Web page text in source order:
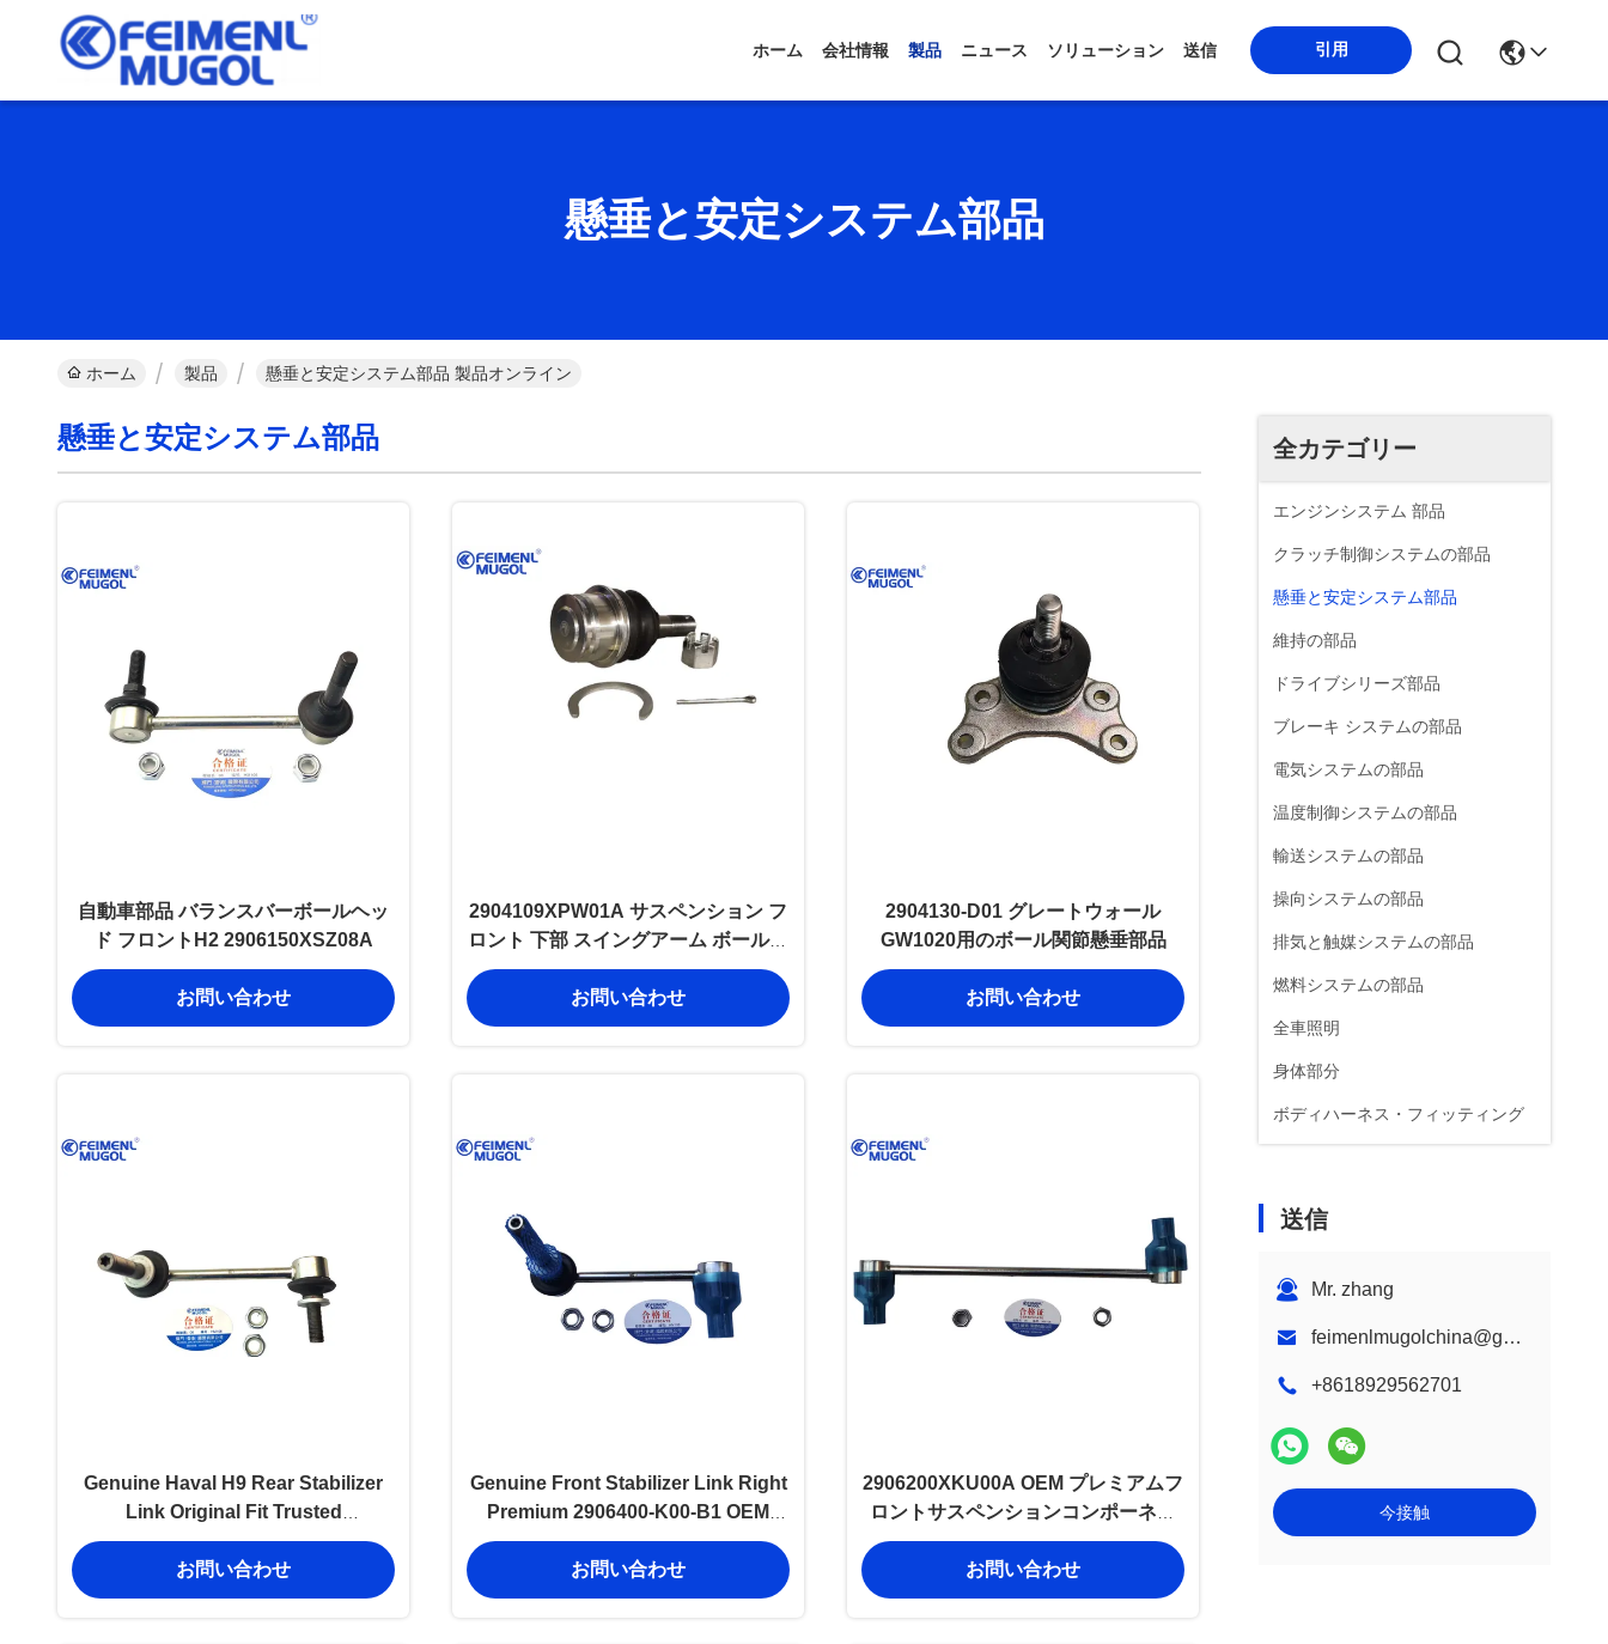
ホーム 会社情報 製品 ニュース ソリューション 送信 引用
懸垂と安定システム部品
ホーム 製品 懸垂と安定システム部品 製品オンライン
全カテゴリー
エンジンシステム 部品
クラッチ制御システムの部品
懸垂と安定システム部品
維持の部品
ドライブシリーズ部品
ブレーキ システムの部品
電気システムの部品
温度制御システムの部品
輸送システムの部品
操向システムの部品
排気と触媒システムの部品
燃料システムの部品
全車照明
身体部分
ボディハーネス・フィッティング
送信
Mr. zhang
feimenlmugolchina@gmail.com
+8618929562701
今接触
懸垂と安定システム部品
自動車部品 バランスバーボールヘッ
ド フロントH2 2906150XSZ08A
お問い合わせ
2904109XPW01A サスペンション フ
ロント 下部 スイングアーム ボール関
節システム GWM
お問い合わせ
2904130-D01 グレートウォール
GW1020用のボール関節懸垂部品
お問い合わせ
Genuine Haval H9 Rear Stabilizer
Link Original Fit Trusted
2916300XKV08B OEM
Replacement
お問い合わせ
Genuine Front Stabilizer Link Right
Premium 2906400-K00-B1 OEM
Quality for Great Wall Haval
お問い合わせ
2906200XKU00A OEM プレミアムフ
ロントサスペンションコンポーネン
ト و H7 SUV 用の信頼性の高いハン
ドリング
お問い合わせ